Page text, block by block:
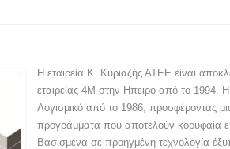
Η εταιρεία Κ. Κυριαζής ΑΤΕΕ είναι
εταιρείας 4M στην Ηπειρο από το 1994.
Λογισμικό από το 1986, προσφέροντας
προγράμματα που αποτελούν κορυφαία
Βασισμένα σε προηγμένη τεχνολογία